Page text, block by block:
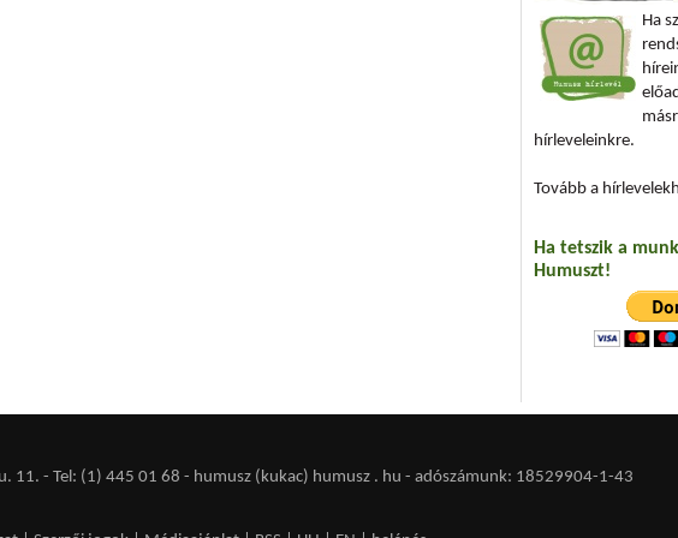
Ha
hírleveleinkre.
Tovább a
Ha tetszik a
Humuszt!
11. - Tel: (1) 445 01 68 - humusz (kukac) humusz . hu - adószámunk: 18529904-1-43